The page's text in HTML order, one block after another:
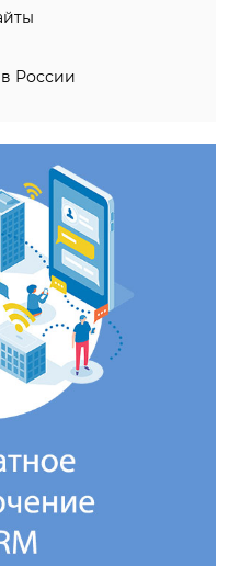
России